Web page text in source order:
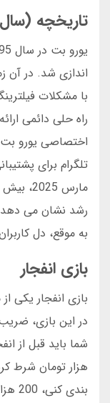
تاریخچه (سال 1395)
اندازی شد. در
با مشکلات
تلگرام برای
رشد نشان می دهد
به موقع، دل
بازی انفجار
بازی انفجار
در این بازی،